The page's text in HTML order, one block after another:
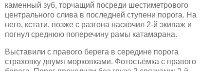
каменный зуб, торчащий посреди шестиметрового
центрального слива в последней ступени порога. На
него, кстати, позже с разгона наскочил 2-й экипаж и
погнул среднюю поперечину рамы катамарана.
Выставили с правого берега в середине порога
страховку двумя морковками. Фотосъёмка с правого